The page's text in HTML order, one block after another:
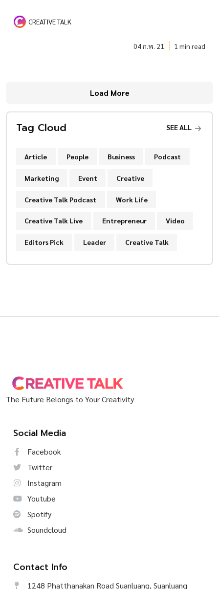
CREATIVE TALK
04 ก.พ. 21 1 min read
Load More
Tag Cloud SEE ALL
Article People Business Podcast
Marketing Event Creative
Creative Talk Podcast Work Life
Creative Talk Live Entrepreneur Video
Editors Pick Leader Creative Talk
The Future Belongs to Your Creativity
Social Media
Facebook
Twitter
Instagram
Youtube
Spotify
Soundcloud
Contact Info
1248 Phatthanakan Road Suanluang, Suanluang